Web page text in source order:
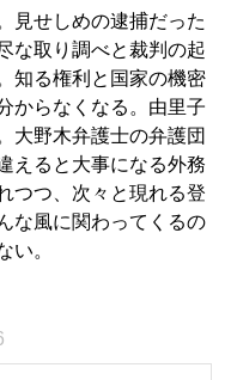
見せしめの逮捕だった
な取り調べと裁判の起
知る権利と国家の機密
からなくなる。由里子
大野木弁護士の弁護団
えると大事になる外務
つつ、次々と現れる登
な風に関わってくるの
い。